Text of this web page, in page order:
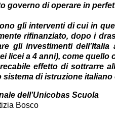
governo di operare in
gli interventi di cui in
rifinanziato, dopo i
gli investimenti
licei a 4 anni), come quello
effetto di sottrarre
sistema di istruzione
dell’Unicobas Scuola
Bosco